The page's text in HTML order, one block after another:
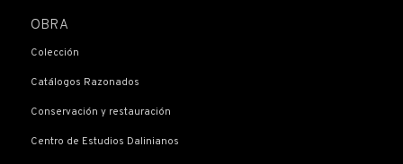
OBRA
Colección
Catálogos Razonados
Conservación y restauración
Centro de Estudios Dalinianos